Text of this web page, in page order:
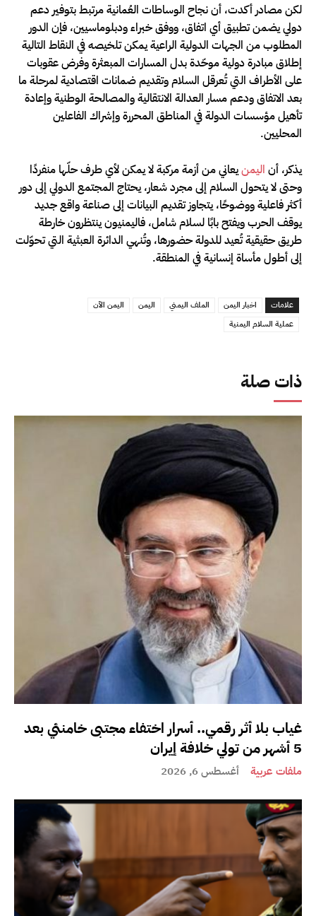
ذات صلة
غياب بلا أثر رقمي.. أسرار اختفاء مجتبى خامنئي بعد
5 أشهر من تولي خلافة إيران
ملفات عربية أغسطس 6, 2026
لكن مصادر أكدت، أن نجاح الوساطات العُمانية مرتبط بتوفير دعم
دولي يضمن تطبيق أي اتفاق، ووفق خبراء ودبلوماسيين، فإن الدور
المطلوب من الجهات الدولية الراعية يمكن تلخيصه في النقاط التالية
إطلاق مبادرة دولية موحّدة بدل المسارات المبعثرة وفرض عقوبات
على الأطراف التي تُعرقل السلام وتقديم ضمانات اقتصادية لمرحلة ما
بعد الاتفاق ودعم مسار العدالة الانتقالية والمصالحة الوطنية وإعادة
تأهيل مؤسسات الدولة في المناطق المحررة وإشراك الفاعلين
المحليين.
يذكر، أن اليمنيعاني من أزمة مركبة لا يمكن لأي طرف حلّها منفردًا
وحتى لا يتحول السلام إلى مجرد شعار، يحتاج المجتمع الدولي إلى دور
أكثر فاعلية ووضوحًا، يتجاوز تقديم البيانات إلى صناعة واقع جديد
يوقف الحرب ويفتح بابًا لسلام شامل، فاليمنيون ينتظرون خارطة
طريق حقيقية تُعيد للدولة حضورها، وتُنهي الدائرة العبثية التي تحوّلت
إلى أطول مأساة إنسانية في المنطقة.
علامات اخبار اليمن الملف اليمني اليمن
اليمن الآن
عملية السلام اليمنية